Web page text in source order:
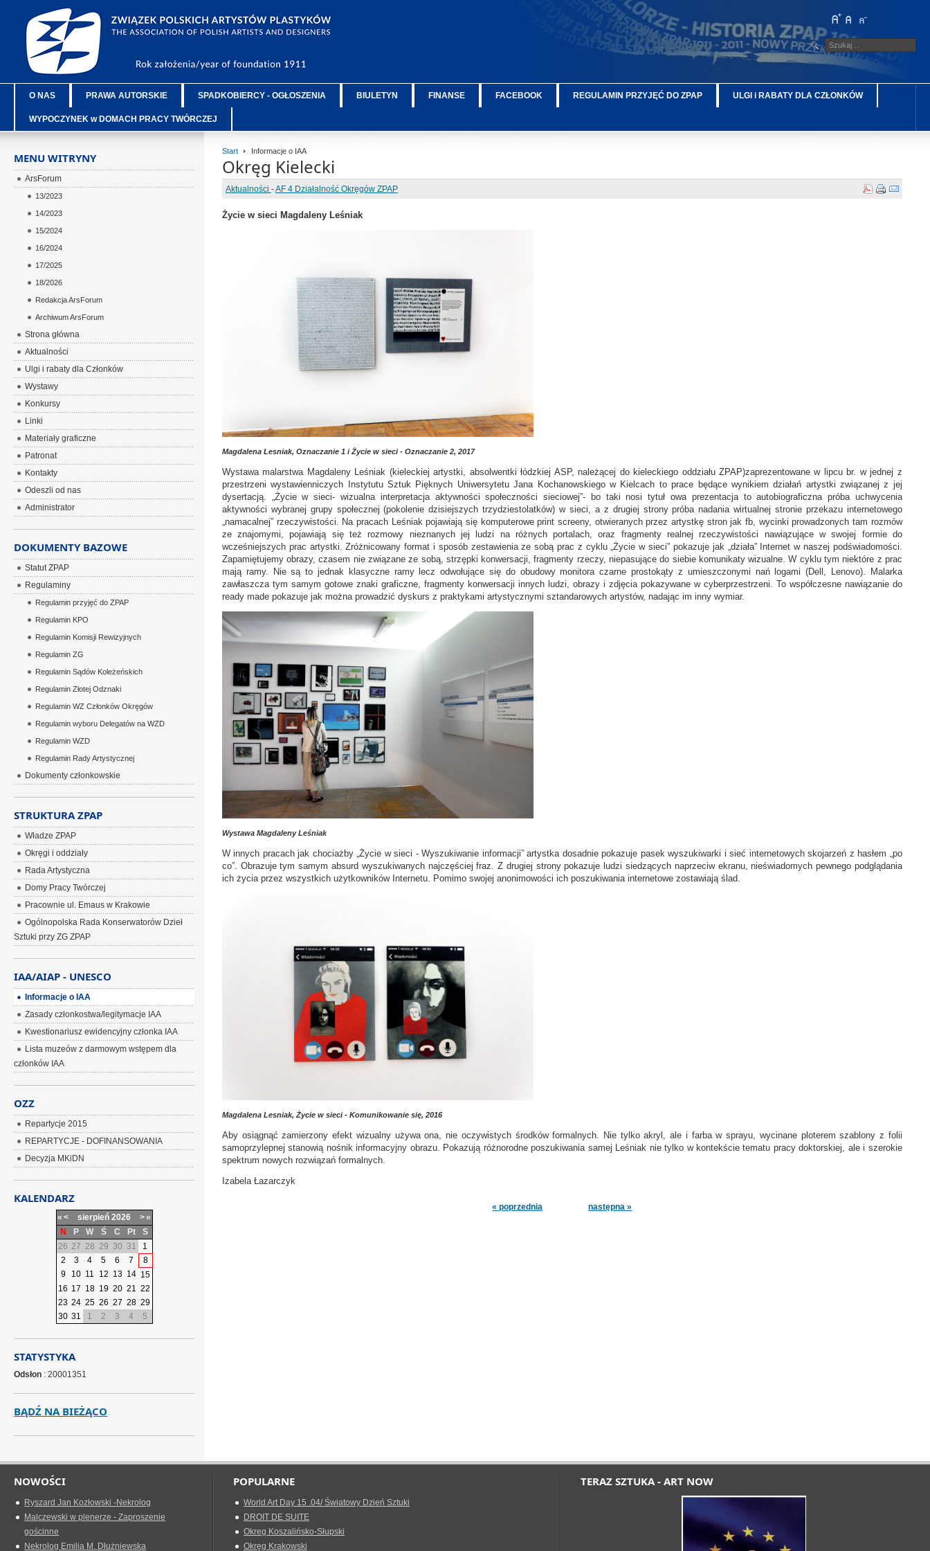
O NAS PRAWA AUTORSKIE SPADKOBIERCY - OGŁOSZENIA BIULETYN FINANSE FACEBOOK REGULAMIN PRZYJĘĆ DO ZPAP ULGI i RABATY DLA CZŁONKÓW
WYPOCZYNEK w DOMACH PRACY TWÓRCZEJ
Start Informacje o IAA
Okręg Kielecki
Aktualności -AF 4 Działalność Okręgów ZPAP
Życie w sieci Magdaleny Leśniak
Magdalena Lesniak, Oznaczanie 1 i Życie w sieci - Oznaczanie 2, 2017
Wystawa malarstwa Magdaleny Leśniak (kieleckiej artystki, absolwentki łódzkiej ASP, należącej do kieleckiego oddziału ZPAP)zaprezentowane w lipcu br. w jednej z
przestrzeni wystawienniczych Instytutu Sztuk Pięknych Uniwersytetu Jana Kochanowskiego w Kielcach to prace będące wynikiem działań artystki związanej z jej
dysertacją. „Życie w sieci- wizualna interpretacja aktywności społeczności sieciowej”- bo taki nosi tytuł owa prezentacja to autobiograficzna próba uchwycenia
aktywności wybranej grupy społecznej (pokolenie dzisiejszych trzydziestolatków) w sieci, a z drugiej strony próba nadania wirtualnej stronie przekazu internetowego
„namacalnej” rzeczywistości. Na pracach Leśniak pojawiają się komputerowe print screeny, otwieranych przez artystkę stron jak fb, wycinki prowadzonych tam rozmów
ze znajomymi, pojawiają się też rozmowy nieznanych jej ludzi na różnych portalach, oraz fragmenty realnej rzeczywistości nawiązujące w swojej formie do
wcześniejszych prac artystki. Zróżnicowany format i sposób zestawienia ze sobą prac z cyklu „Życie w sieci” pokazuje jak „działa” Internet w naszej podświadomości.
Zapamiętujemy obrazy, czasem nie związane ze sobą, strzępki konwersacji, fragmenty rzeczy, niepasujące do siebie komunikaty wizualne. W cyklu tym niektóre z prac
mają ramy. Nie są to jednak klasyczne ramy lecz odwołujące się do obudowy monitora czarne prostokąty z umieszczonymi nań logami (Dell, Lenovo). Malarka
zawłaszcza tym samym gotowe znaki graficzne, fragmenty konwersacji innych ludzi, obrazy i zdjęcia pokazywane w cyberprzestrzeni. To współczesne nawiązanie do
ready made pokazuje jak można prowadzić dyskurs z praktykami artystycznymi sztandarowych artystów, nadając im inny wymiar.
Wystawa Magdaleny Leśniak
W innych pracach jak chociażby „Życie w sieci - Wyszukiwanie informacji” artystka dosadnie pokazuje pasek wyszukiwarki i sieć internetowych skojarzeń z hasłem „po
co”. Obrazuje tym samym absurd wyszukiwanych najczęściej fraz. Z drugiej strony pokazuje ludzi siedzących naprzeciw ekranu, nieświadomych pewnego podglądania
ich życia przez wszystkich użytkowników Internetu. Pomimo swojej anonimowości ich poszukiwania internetowe zostawiają ślad.
Magdalena Lesniak, Życie w sieci - Komunikowanie się, 2016
Aby osiągnąć zamierzony efekt wizualny używa ona, nie oczywistych środków formalnych. Nie tylko akryl, ale i farba w sprayu, wycinane ploterem szablony z folii
samoprzylepnej stanowią nośnik informacyjny obrazu. Pokazują różnorodne poszukiwania samej Leśniak nie tylko w kontekście tematu pracy doktorskiej, ale i szerokie
spektrum nowych rozwiązań formalnych.
Izabela Łazarczyk
« poprzednia następna »
MENU WITRYNY
ArsForum
13/2023
14/2023
15/2024
16/2024
17/2025
18/2026
Redakcja ArsForum
Archiwum ArsForum
Strona główna
Aktualności
Ulgi i rabaty dla Członków
Wystawy
Konkursy
Linki
Materiały graficzne
Patronat
Kontakty
Odeszli od nas
Administrator
DOKUMENTY BAZOWE
Statut ZPAP
Regulaminy
Regulamin przyjęć do ZPAP
Regulamin KPO
Regulamin Komisji Rewizyjnych
Regulamin ZG
Regulamin Sądów Koleżeńskich
Regulamin Złotej Odznaki
Regulamin WZ Członków Okręgów
Regulamin wyboru Delegatów na WZD
Regulamin WZD
Regulamin Rady Artystycznej
Dokumenty członkowskie
STRUKTURA ZPAP
Władze ZPAP
Okręgi i oddziały
Rada Artystyczna
Domy Pracy Twórczej
Pracownie ul. Emaus w Krakowie
Ogólnopolska Rada Konserwatorów Dzieł
Sztuki przy ZG ZPAP
IAA/AIAP - UNESCO
Informacje o IAA
Zasady członkostwa/legitymacje IAA
Kwestionariusz ewidencyjny członka IAA
Lista muzeów z darmowym wstępem dla
członków IAA
OZZ
Repartycje 2015
REPARTYCJE - DOFINANSOWANIA
Decyzja MKiDN
KALENDARZ
« < sierpień 2026 >»
N
P W Ś C Pt
S
26 27 28 29 30 31
1
2
3 4 5 6 7
8
9
10 11 12 13 14 15
16 17 18 19 20 21 22
23 24 25 26 27 28 29
30 31 1 2 3 4 5
STATYSTYKA
Odsłon : 20001351
BĄDŹ NA BIEŻĄCO
NOWOŚCI
Ryszard Jan Kozłowski -Nekrolog
Malczewski w plenerze - Zaproszenie
gościnne
Nekrolog Emilia M. Dłużniewska
POPULARNE
World Art Day 15 .04/ Światowy Dzień Sztuki
DROIT DE SUITE
Okreg Koszalińsko-Słupski
Okręg Krakowski
TERAZ SZTUKA - ART NOW